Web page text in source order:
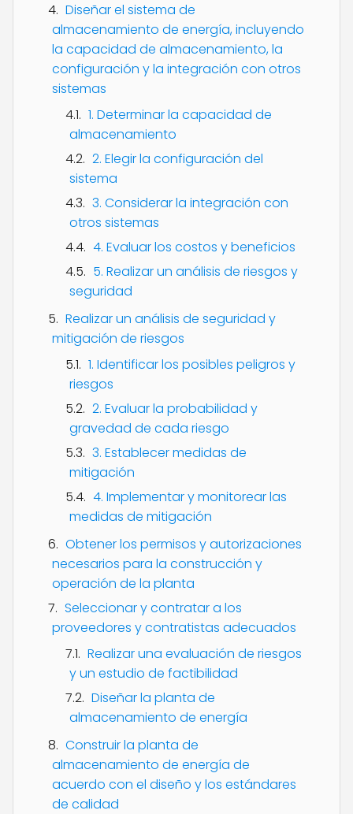
Diseñar el sistema de
almacenamiento de energía, incluyendo
la capacidad de almacenamiento, la
configuración y la integración con otros
sistemas
1. Determinar la capacidad de
almacenamiento
2. Elegir la configuración del
sistema
3. Considerar la integración con
otros sistemas
4. Evaluar los costos y beneficios
5. Realizar un análisis de riesgos y
seguridad
Realizar un análisis de seguridad y
mitigación de riesgos
1. Identificar los posibles peligros y
riesgos
2. Evaluar la probabilidad y
gravedad de cada riesgo
3. Establecer medidas de
mitigación
4. Implementar y monitorear las
medidas de mitigación
Obtener los permisos y autorizaciones
necesarios para la construcción y
operación de la planta
Seleccionar y contratar a los
proveedores y contratistas adecuados
Realizar una evaluación de riesgos
y un estudio de factibilidad
Diseñar la planta de
almacenamiento de energía
Construir la planta de
almacenamiento de energía de
acuerdo con el diseño y los estándares
de calidad